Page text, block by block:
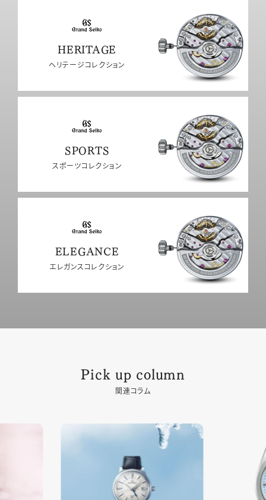
HERITAGE
ヘリテージコレクション
SPORTS
スポーツコレクション
ELEGANCE
エレガンスコレクション
Pick up column
関連コラム